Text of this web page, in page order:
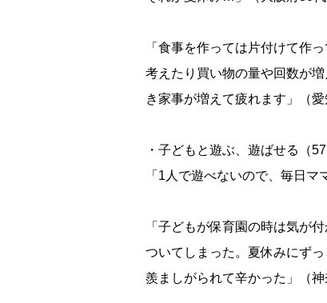
「食事を作っては片付けて作
考えたり買い物の量や回数が
き家事が増えて疲れます」（愛
・子どもと遊ぶ、遊ばせる（
「1人で遊べないので、毎日
「子どもが保育園の時は気が
ついてしまった。夏休みにず
羨ましがられて辛かった」（神